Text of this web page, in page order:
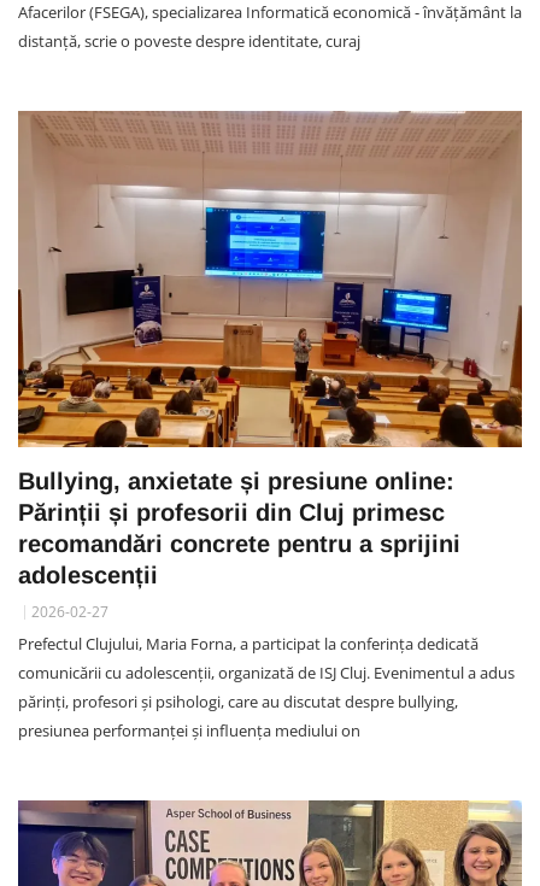
Afacerilor (FSEGA), specializarea Informatică economică - învățământ la
distanță, scrie o poveste despre identitate, curaj
Bullying, anxietate și presiune online:
Părinții și profesorii din Cluj primesc
recomandări concrete pentru a sprijini
adolescenții
2026-02-27
Prefectul Clujului, Maria Forna, a participat la conferința dedicată
comunicării cu adolescenții, organizată de ISJ Cluj. Evenimentul a adus
părinți, profesori și psihologi, care au discutat despre bullying,
presiunea performanței și influența mediului on